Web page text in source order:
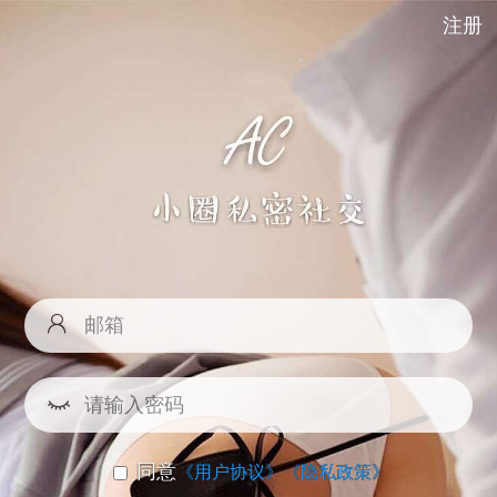
注册
同意《用户协议》《隐私政策》